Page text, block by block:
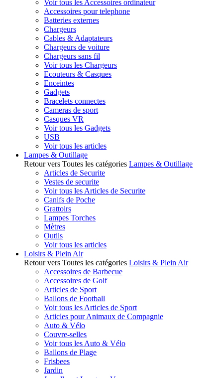
Voir tous les Accessoires ordinateur
Accessoires pour telephone
Batteries externes
Chargeurs
Cables & Adaptateurs
Chargeurs de voiture
Chargeurs sans fil
Voir tous les Chargeurs
Ecouteurs & Casques
Enceintes
Gadgets
Bracelets connectes
Cameras de sport
Casques VR
Voir tous les Gadgets
USB
Voir tous les articles
Lampes & Outillage
Retour vers Toutes les catégories Lampes & Outillage
Articles de Securite
Vestes de securite
Voir tous les Articles de Securite
Canifs de Poche
Grattoirs
Lampes Torches
Mètres
Outils
Voir tous les articles
Loisirs & Plein Air
Retour vers Toutes les catégories Loisirs & Plein Air
Accessoires de Barbecue
Accessoires de Golf
Articles de Sport
Ballons de Football
Voir tous les Articles de Sport
Articles pour Animaux de Compagnie
Auto & Vélo
Couvre-selles
Voir tous les Auto & Vélo
Ballons de Plage
Frisbees
Jardin